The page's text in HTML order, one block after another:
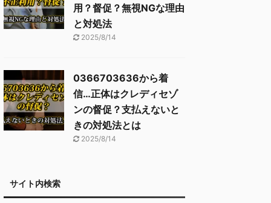
用？督促？無視NGな理由
と対処法
2025/8/14
0366703636から着
信…正体はクレディセゾ
ンの督促？支払えないと
きの対処法とは
2025/8/14
サイト内検索